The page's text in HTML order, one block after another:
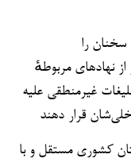
سخنان را
نهادهای مربوطهٔ
غیرمنطقی علیه
کشوری مستقل و با